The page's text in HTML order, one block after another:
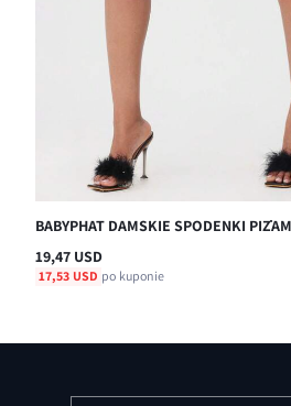
BABYPHAT DAMSKIE SPODENKI
SPANIA W SALONIE Z NADRUKIEM W
ŚCIĄGACZEM W PASIE. WYGODNA
19,47 USD
17,53 USD po kuponie